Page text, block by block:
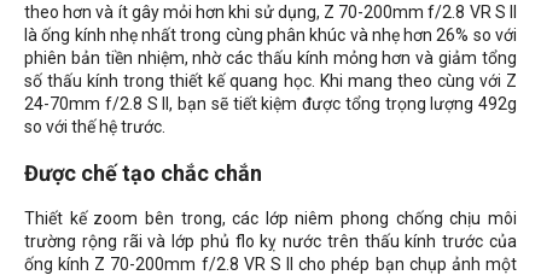
theo hơn và ít gây mỏi hơn khi sử dụng, Z 70-200mm f/2.8 VR S II
là ống kính nhẹ nhất trong cùng phân khúc và nhẹ hơn 26% so với
phiên bản tiền nhiệm, nhờ các thấu kính mỏng hơn và giảm tổng
số thấu kính trong thiết kế quang học. Khi mang theo cùng với Z
24-70mm f/2.8 S II, bạn sẽ tiết kiệm được tổng trọng lượng 492g
so với thế hệ trước.
Được chế tạo chắc chắn
Thiết kế zoom bên trong, các lớp niêm phong chống chịu môi
trường rộng rãi và lớp phủ flo kỵ nước trên thấu kính trước của
ống kính Z 70-200mm f/2.8 VR S II cho phép bạn chụp ảnh một